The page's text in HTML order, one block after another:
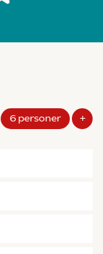
6 personer +